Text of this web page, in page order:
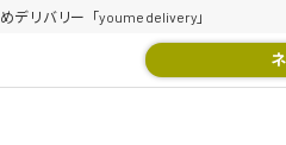
デリバリー「youme delivery」